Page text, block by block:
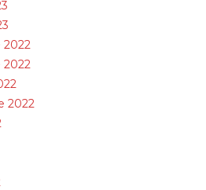
2022
2022
2022